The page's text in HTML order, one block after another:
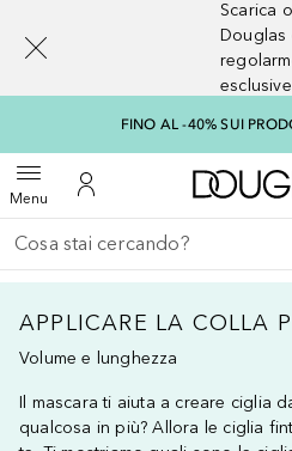
Scarica
Douglas
FINO AL -40% SUI
MenuApri menuAl Mio Account
Torna indietro
Esegui ricerca
APPLICARE LA COLLA
Volume e lunghezza
Il mascara ti aiuta a creare ciglia
qualcosa in più? Allora le ciglia
[navigation.slideout.screenreader]